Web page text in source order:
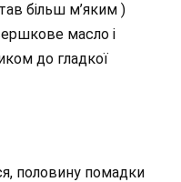
більш м’яким )
масло і
до гладкої
половину помадки